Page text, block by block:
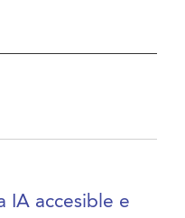
IA accesible e